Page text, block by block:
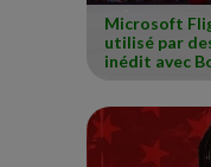
Microsoft
utilisé par
inédit avec